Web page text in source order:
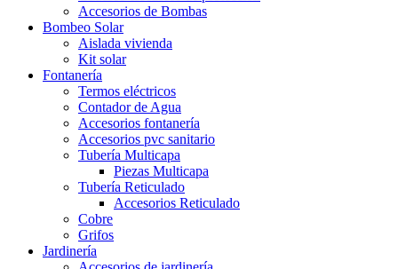
Accesorios de Bombas
Bombeo Solar
Aislada vivienda
Kit solar
Fontanería
Termos eléctricos
Contador de Agua
Accesorios fontanería
Accesorios pvc sanitario
Tubería Multicapa
Piezas Multicapa
Tubería Reticulado
Accesorios Reticulado
Cobre
Grifos
Jardinería